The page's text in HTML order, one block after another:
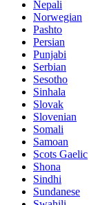
Nepali
Norwegian
Pashto
Persian
Punjabi
Serbian
Sesotho
Sinhala
Slovak
Slovenian
Somali
Samoan
Scots Gaelic
Shona
Sindhi
Sundanese